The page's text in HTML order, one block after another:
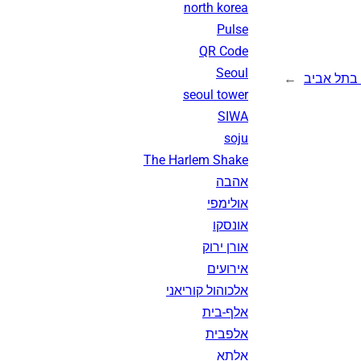
בתל אביב →
north korea
Pulse
QR Code
Seoul
seoul tower
SIWA
soju
The Harlem Shake
אהבה
אולימפי
אונסקו
אורן ירוק
אירועים
אלכוהול קוריאני
אלף-בית
אלפבית
אלתא